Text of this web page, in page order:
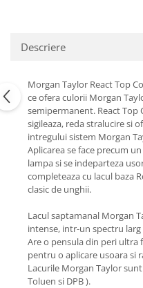
Descriere
Morgan Taylor React Top
ce ofera culorii Morgan
semipermanent. React Top
sigileaza, reda stralucire si
intregului sistem Morgan
Aplicarea se face precum
lampa si se indeparteza
completeaza cu lacul baza
clasic de unghii.
Lacul saptamanal Morgan
intense, intr-un spectru
Are o pensula din peri
pentru o aplicare usoara si
Lacurile Morgan Taylor
Toluen si DPB ).